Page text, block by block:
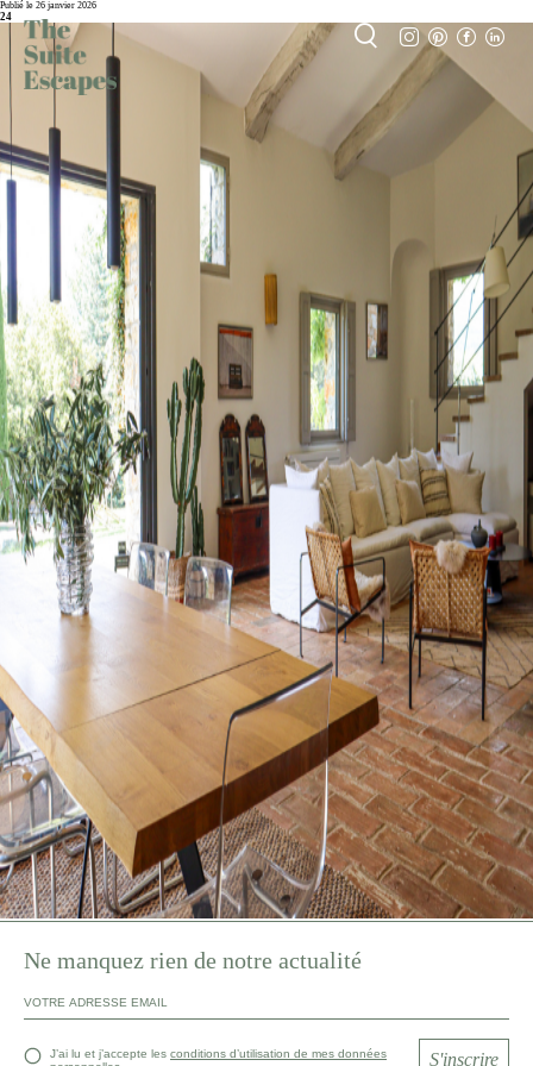
Publié le 26 janvier 2026
24
Ne manquez rien de notre actualité
J’ai lu et j’accepte les conditions d’utilisation de mes données
S'inscrire